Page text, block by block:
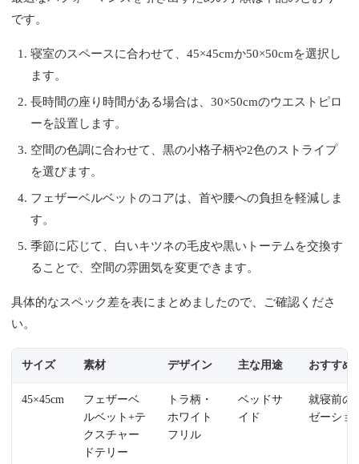
です。
寝室のスペースに合わせて、45×45cmか50×50cmを選択し
ます。
長時間の座り時間がある場合は、30×50cmのウエストピロ
ーを設置します。
空間の色調に合わせて、黒の小格子柄や2色のストライプ
を選びます。
フェザーベルベットのコアは、首や腰への負担を軽減しま
す。
季節に応じて、白いキツネの毛皮や黒いトーテムを交換す
ることで、空間の雰囲気を変更できます。
具体的なスペック差を表にまとめましたので、ご確認くださ
い。
サイズ 素材 デザイン 主な用途 おすすめ
45×45cm
フェザーベ
ルベット+テ
クスチャー
ドテリー
トラ柄・
ホワイト
フリル
ベッドサ
イド
就寝前の
ゼーショ